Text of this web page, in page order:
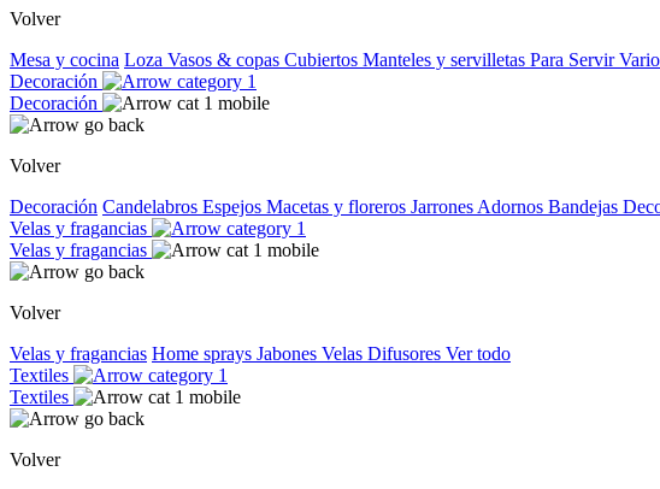
Volver
Mesa y cocina Loza Vasos & copas Cubiertos Manteles y servilletas Para Servir
Decoración
Decoración
Volver
Decoración Candelabros Espejos Macetas y floreros Jarrones Adornos Bandejas
Velas y fragancias
Velas y fragancias
Volver
Velas y fragancias Home sprays Jabones Velas Difusores Ver todo
Textiles
Textiles
Volver